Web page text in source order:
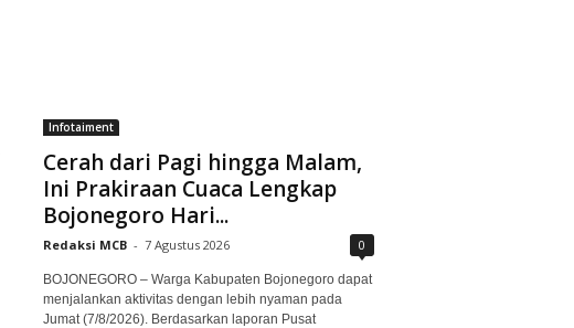
Infotaiment
Cerah dari Pagi hingga Malam,
Ini Prakiraan Cuaca Lengkap
Bojonegoro Hari...
Redaksi MCB - 7 Agustus 2026 0
BOJONEGORO – Warga Kabupaten Bojonegoro dapat
menjalankan aktivitas dengan lebih nyaman pada
Jumat (7/8/2026). Berdasarkan laporan Pusat